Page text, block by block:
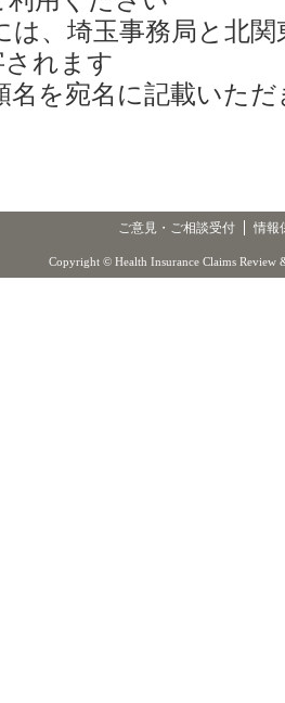
、埼玉事務局と北関
れます
を宛名に記載いた
ご意見・ご相談受付 情報
Copyright © Health Insurance Claims Review